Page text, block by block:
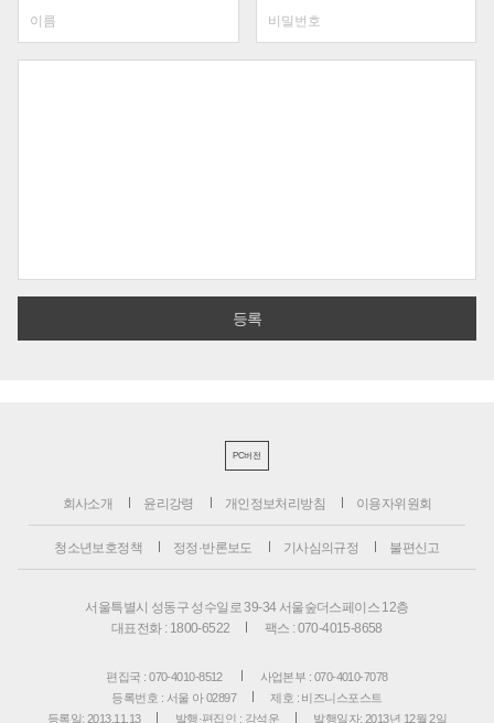
PC버전
회사소개 윤리강령 개인정보처리방침 이용자위원회
청소년보호정책 정정·반론보도 기사심의규정 불편신고
서울특별시 성동구 성수일로 39-34 서울숲더스페이스 12층
대표전화 : 1800-6522
팩스 : 070-4015-8658
편집국 : 070-4010-8512
사업본부 : 070-4010-7078
등록번호 : 서울 아 02897
제호 : 비즈니스포스트
등록일: 2013.11.13
발행·편집인 : 강석운 발행일자: 2013년 12월 2일